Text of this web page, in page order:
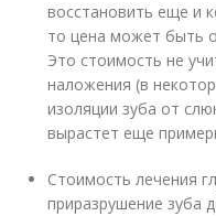
восстановить еще и
то цена может быть
Это стоимость не
наложения (в
изоляции зуба от
вырастет еще
Стоимость лечения
приразрушение зуба